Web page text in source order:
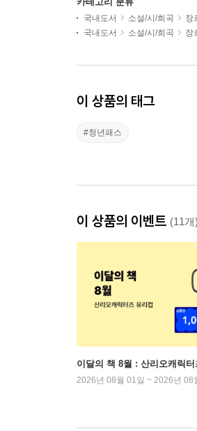
국내도서 소설/시/희곡 장
국내도서
소설/시/희곡 장
이 상품의 태그
#청년패스
이 상품의 이벤트 (11개)
이달의 책 8월 : 산리오캐릭터
2026년 08월 01일 ~ 2026년 08